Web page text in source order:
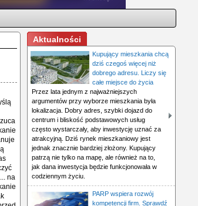
na
Aktualności
Kupujący mieszkania chcą
dziś czegoś więcej niż
dobrego adresu. Liczy się
całe miejsce do życia
Przez lata jednym z najważniejszych
argumentów przy wyborze mieszkania była
lokalizacja. Dobry adres, szybki dojazd do
centrum i bliskość podstawowych usług
często wystarczały, aby inwestycję uznać za
atrakcyjną. Dziś rynek mieszkaniowy jest
jednak znacznie bardziej złożony. Kupujący
patrzą nie tylko na mapę, ale również na to,
jak dana inwestycja będzie funkcjonowała w
codziennym życiu.
PARP wspiera rozwój
kompetencji firm. Sprawdź